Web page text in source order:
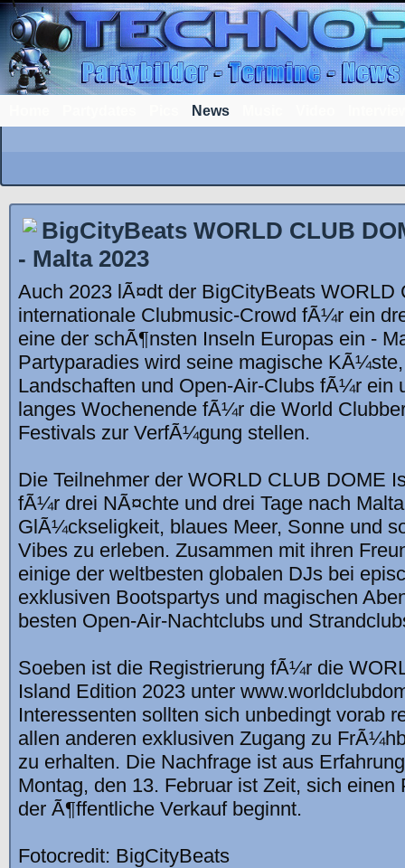
News
BigCityBeats WORLD CLUB
- Malta 2023
Auch 2023 lÃ¤dt der BigCityBeats WORLD
internationale Clubmusic-Crowd fÃ¼r ein
eine der schÃ¶nsten Inseln Europas ein -
Partyparadies wird seine magische
Landschaften und Open-Air-Clubs fÃ¼r ein
langes Wochenende fÃ¼r die World
Festivals zur VerfÃ¼gung stellen.
Die Teilnehmer der WORLD CLUB DOME
fÃ¼r drei NÃ¤chte und drei Tage nach
GlÃ¼ckseligkeit, blaues Meer, Sonne und
Vibes zu erleben. Zusammen mit ihren
einige der weltbesten globalen DJs bei
exklusiven Bootspartys und magischen
besten Open-Air-Nachtclubs und
Soeben ist die Registrierung fÃ¼r die
Island Edition 2023 unter
Interessenten sollten sich unbedingt vorab
allen anderen exklusiven Zugang zu
zu erhalten. Die Nachfrage ist aus
Montag, den 13. Februar ist Zeit, sich einen
der Ã¶ffentliche Verkauf beginnt.
Fotocredit: BigCityBeats